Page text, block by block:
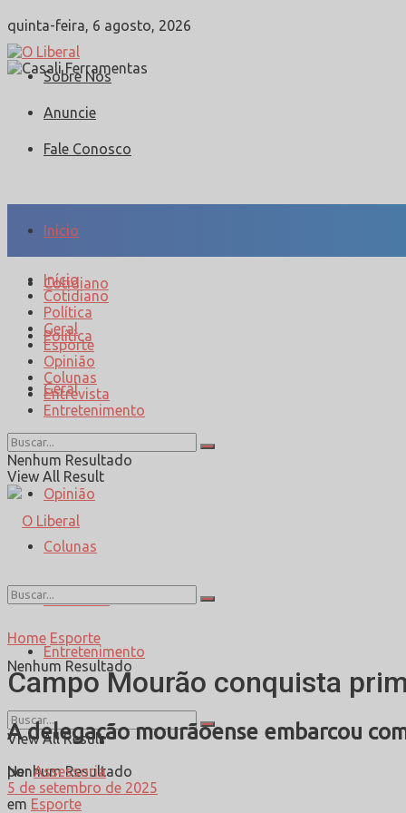
quinta-feira, 6 agosto, 2026
Sobre Nós
Anuncie
Fale Conosco
Início
Cotidiano
Política
Geral
Esporte
Opinião
Colunas
Entrevista
Entretenimento
Nenhum Resultado
Início
Cotidiano
Política
Geral
Esporte
Opinião
Colunas
Entrevista
Entretenimento
Nenhum Resultado
View All Result
Nenhum Resultado
View All Result
Home Esporte
Campo Mourão conquista
A delegação mourãoense embarcou
por Assessoria
5 de setembro de 2025
em Esporte